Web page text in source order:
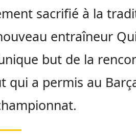
sacrifié à la
entraîneur
but de la
qui a permis au